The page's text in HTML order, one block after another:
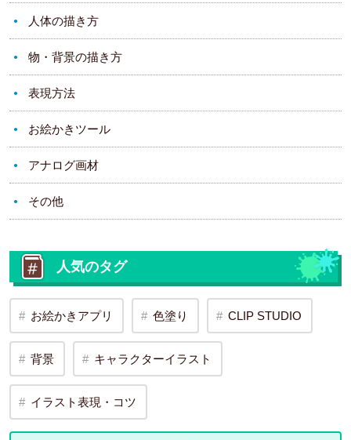
人体の描き方
物・背景の描き方
表現方法
お絵かきツール
アナログ画材
その他
人気のタグ
お絵かきアプリ 色塗り CLIP STUDIO
背景 キャラクターイラスト
イラスト表現・コツ